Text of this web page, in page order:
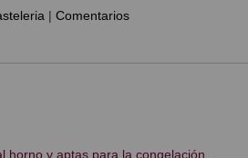
| Comentarios
horno y aptas para la congelación.